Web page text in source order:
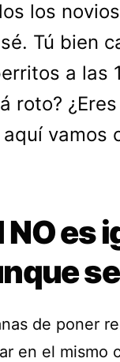
los
Tú bien
a las
roto?
aquí vamos
es
de poner
en el mismo